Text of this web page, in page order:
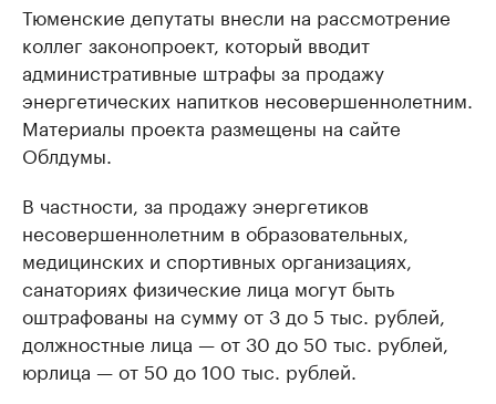
Тюменские депутаты внесли на рассмотрение
коллег законопроект, который вводит
административные штрафы за продажу
энергетических напитков несовершеннолетним.
Материалы проекта размещены на сайте
Облдумы.
В частности, за продажу энергетиков
несовершеннолетним в образовательных,
медицинских и спортивных организациях,
санаториях физические лица могут быть
оштрафованы на сумму от 3 до 5 тыс. рублей,
должностные лица — от 30 до 50 тыс. рублей,
юрлица — от 50 до 100 тыс. рублей.